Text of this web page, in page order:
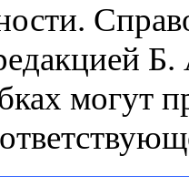
могут